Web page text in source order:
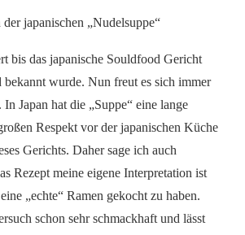
japanischen „Nudelsuppe“
bis das japanische Souldfood Gericht
bekannt wurde. Nun freut es sich immer
Japan hat die „Suppe“ eine lange
Respekt vor der japanischen Küche
Gerichts. Daher sage ich auch
Rezept meine eigene Interpretation ist
„echte“ Ramen gekocht zu haben.
schon sehr schmackhaft und lässt